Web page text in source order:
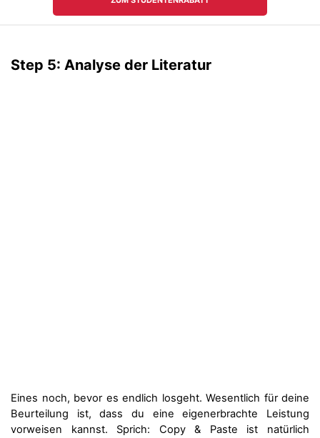
Step 5: Analyse der Literatur
Eines noch, bevor es endlich losgeht. Wesentlich für deine
Beurteilung ist, dass du eine eigenerbrachte Leistung
vorweisen kannst. Sprich: Copy & Paste ist natürlich